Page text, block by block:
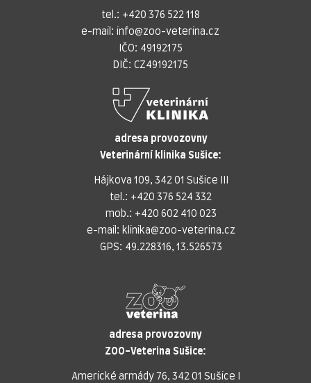
tel.: +420 376 522 118
e-mail:
info@zoo-veterina.cz
IČO: 49192175
DIČ: CZ49192175
adresa provozovny
Veterinární klinika Sušice:
Hájkova 109, 342 01 Sušice III
tel.: +420 376 524 332
mob.: +420 602 410 023
e-mail: klinika@zoo-veterina.cz
GPS: 49.228316, 13.526573
adresa provozovny
ZOO-Veterina Sušice:
Americké armády 76, 342 01 Sušice I